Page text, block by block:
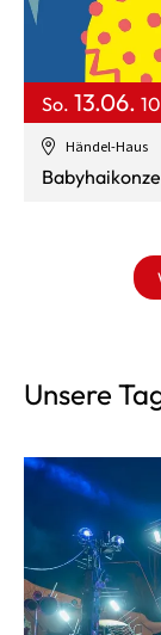
Händel-Haus
So. 13.06.
Unsere